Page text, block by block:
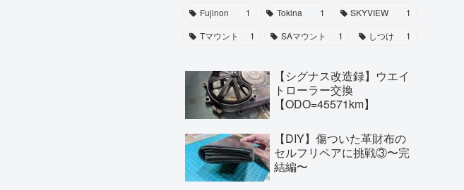
Fujinon
1 Tokina 1 SKYVIEW
1
Tマウント
1 SAマウント 1 しつけ 1
【シグナス改造録】ウエイ
トローラー交換
【ODO=45571km】
【DIY】傷ついた革財布の
セルフリペアに挑戦③〜完
結編〜